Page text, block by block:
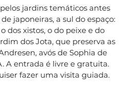
jardins temáticos antes
japoneiras, a sul do espaço:
dos xistos, o do peixe e do
dos Jota, que preserva as
avós de Sophia de
A entrada é livre e gratuita.
fazer uma visita guiada.